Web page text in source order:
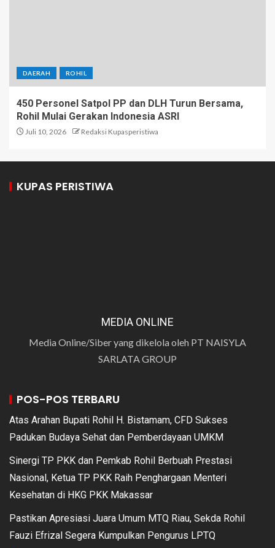
DAERAH ROHIL
450 Personel Satpol PP dan DLH Turun Bersama,
Rohil Mulai Gerakan Indonesia ASRI
Juli 10, 2026 Redaksi Kupasperistiwa
KUPAS PERISTIWA
MEDIA ONLINE
Media Online/Siber yang dikelola oleh PT NAISYLA
SARLATA GROUP
POS-POS TERBARU
Atas Arahan Bupati Rohil H. Bistamam, CFD Sukses
Padukan Budaya Sehat dan Pemberdayaan UMKM
Sinergi TP PKK dan Pemkab Rohil Berbuah Prestasi
Nasional, Ketua TP PKK Raih Penghargaan Menteri
Kesehatan di HKG PKK Makassar
Pastikan Apresiasi Juara Umum MTQ Riau, Sekda Rohil
Fauzi Efrizal Segera Kumpulkan Pengurus LPTQ